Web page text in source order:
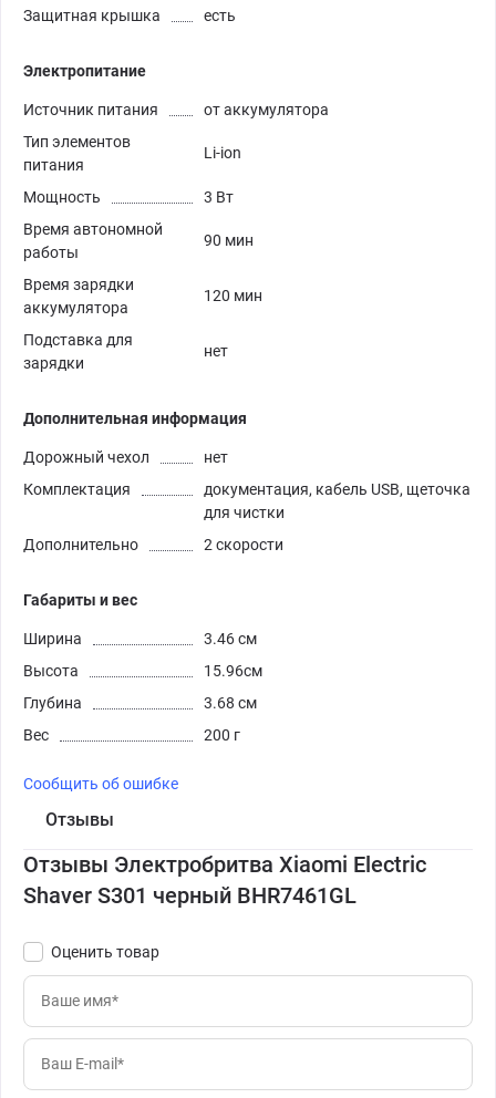
Защитная крышка есть
Электропитание
Источник питания
от аккумулятора
Тип элементов
питания
Li-ion
Мощность
3 Вт
Время автономной
работы
90 мин
Время зарядки
аккумулятора
120 мин
Подставка для
зарядки
нет
Дополнительная информация
Дорожный чехол
нет
Комплектация
документация, кабель USB, щеточка
для чистки
Дополнительно
2 скорости
Габариты и вес
Ширина
3.46 см
Высота
15.96см
Глубина
3.68 см
Вес
200 г
Сообщить об ошибке
Отзывы
Отзывы Электробритва Xiaomi Electric
Shaver S301 черный BHR7461GL
Оценить товар